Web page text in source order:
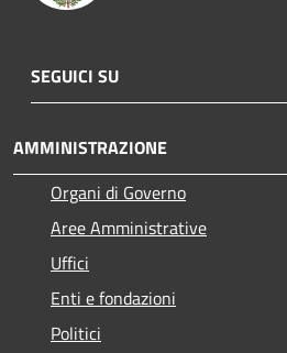
SEGUICI SU
AMMINISTRAZIONE
Organi di Governo
Aree Amministrative
Uffici
Enti e fondazioni
Politici